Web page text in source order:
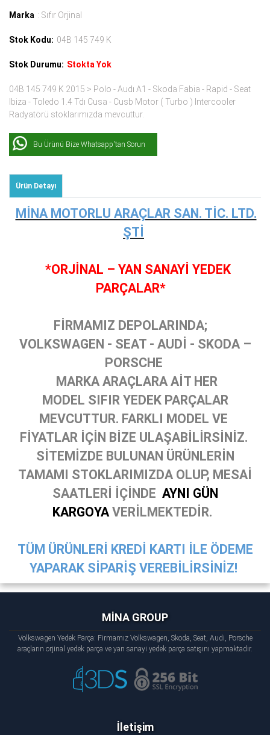
Marka : Sıfır Orjinal
Stok Kodu: 04B 145 749 K
Stok Durumu: Stokta Yok
04B 145 749 K 2015 > Polo - Audı A1 - Skoda Fabia - Rapid - Seat
Ibiza - Toledo 1.4 Tdı Cusa - Cusb Motor ( Turbo ) Intercooler
Radyatörü stoklarımızda mevcuttur.
Bu Ürünü Bize Whatsapp'tan Sorun
Ürün Detayı
MİNA MOTORLU ARAÇLAR SAN. TİC. LTD.
ŞTİ
*ORJİNAL – YAN SANAYİ YEDEK
PARÇALAR*
FİRMAMIZ DEPOLARINDA;
VOLKSWAGEN - SEAT - AUDİ - SKODA –
PORSCHE
MARKA ARAÇLARA AİT HER
MODEL SIFIR YEDEK PARÇALAR
MEVCUTTUR. FARKLI MODEL VE
FİYATLAR İÇİN BİZE ULAŞABİLİRSİNİZ.
SİTEMİZDE BULUNAN ÜRÜNLERİN
TAMAMI STOKLARIMIZDA OLUP, MESAİ
SAATLERİ İÇİNDE AYNI GÜN
KARGOYA VERİLMEKTEDİR.
TÜM ÜRÜNLERİ KREDİ KARTI İLE ÖDEME
YAPARAK SİPARİŞ VEREBİLİRSİNİZ!
MİNA GROUP
Volkswagen Yedek Parça: Firmamız Volkswagen, Skoda, Seat, Audi, Porsche
araçların orjinal yedek parça ve yan sanayi yedek parça satışını yapmaktadır.
İletişim